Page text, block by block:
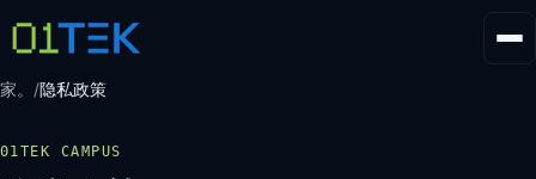
家。 /隐私政策
01TEK CAMPUS